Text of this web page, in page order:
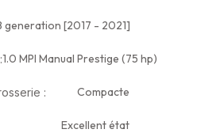
generation [2017 - 2021]
1.0 MPI Manual Prestige (75 hp)
: Compacte
Excellent état